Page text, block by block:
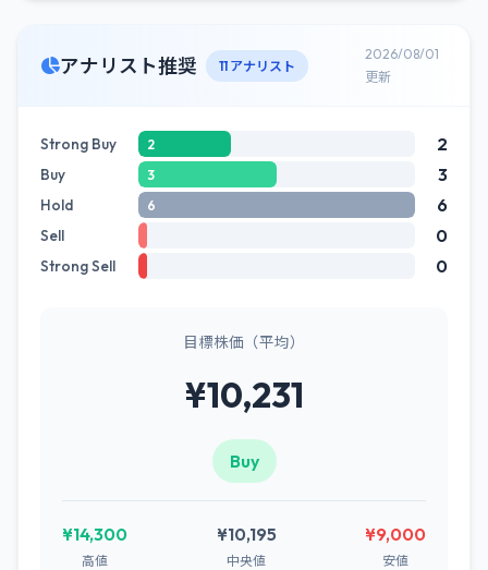
アナリスト推奨 11 アナリスト
2026/08/01
更新
Strong Buy 2 2
Buy 3 3
Hold 6 6
Sell 0
Strong Sell 0
目標株価（平均）
¥10,231
Buy
¥14,300
高値
¥10,195
中央値
¥9,000
安値